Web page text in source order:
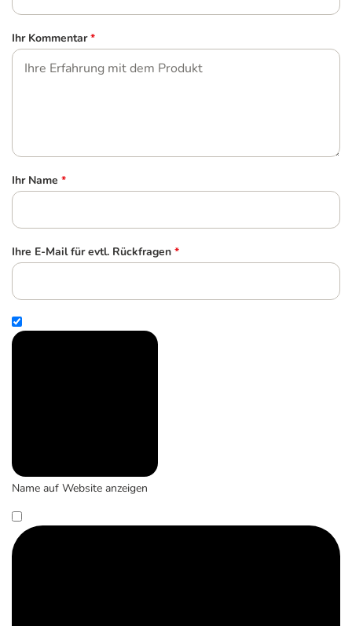
Ihr Kommentar *
Ihr Name *
Ihre E-Mail für evtl. Rückfragen *
Name auf Website anzeigen